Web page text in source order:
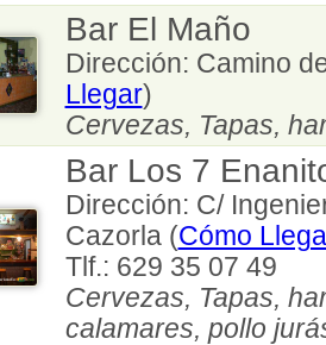
Bar El Maño
Dirección: Camino
Llegar)
Cervezas, Tapas,
Bar Los 7
Dirección: C/
Cazorla (Cómo
Tlf.: 629 35 07 49
Cervezas, Tapas,
calamares, pollo